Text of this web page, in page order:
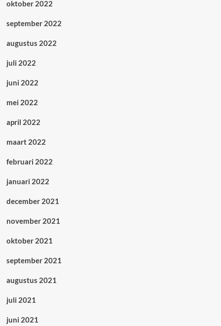
oktober 2022
september 2022
augustus 2022
juli 2022
juni 2022
mei 2022
april 2022
maart 2022
februari 2022
januari 2022
december 2021
november 2021
oktober 2021
september 2021
augustus 2021
juli 2021
juni 2021